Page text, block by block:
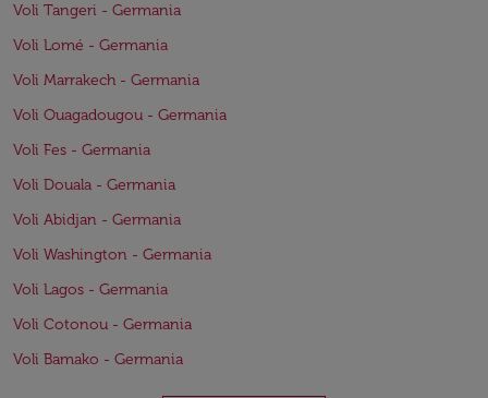
Voli Tangeri - Germania
Voli Lomé - Germania
Voli Marrakech - Germania
Voli Ouagadougou - Germania
Voli Fes - Germania
Voli Douala - Germania
Voli Abidjan - Germania
Voli Washington - Germania
Voli Lagos - Germania
Voli Cotonou - Germania
Voli Bamako - Germania